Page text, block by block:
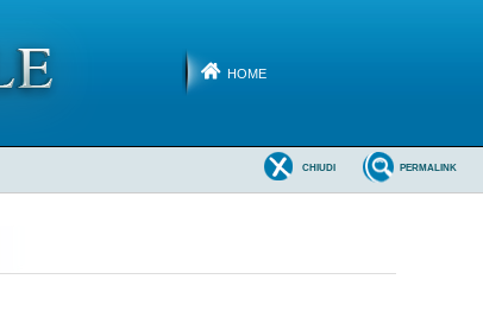
HOME
PERMALINK
CHIUDI